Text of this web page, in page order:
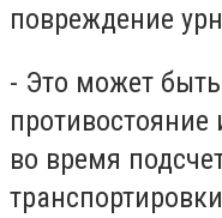
повреждение
- Это может
во время